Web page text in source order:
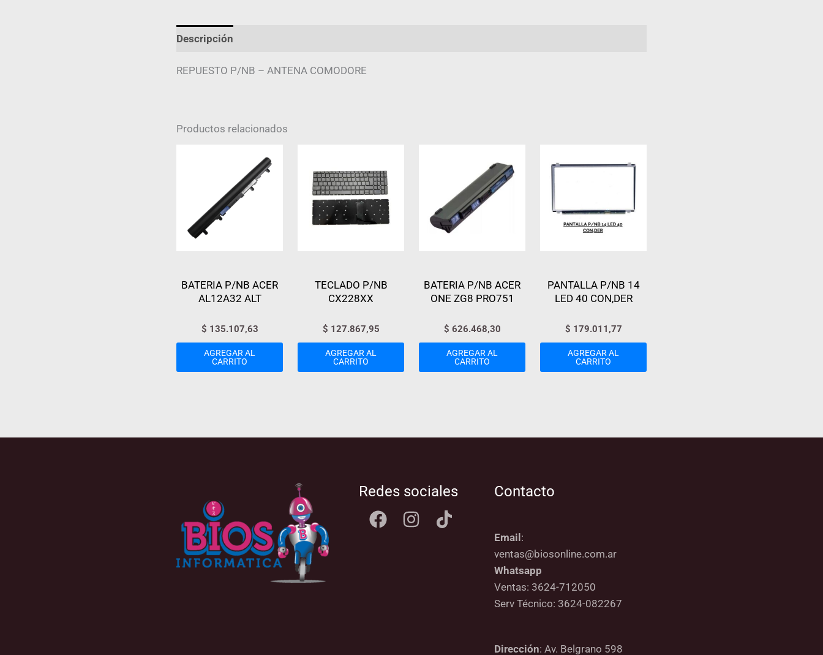
Descripción
REPUESTO P/NB – ANTENA COMODORE
Productos relacionados
BATERIA P/NB ACER
AL12A32 ALT
$ 135.107,63
AGREGAR AL
CARRITO
TECLADO P/NB
CX228XX
$ 127.867,95
AGREGAR AL
CARRITO
BATERIA P/NB ACER
ONE ZG8 PRO751
$ 626.468,30
AGREGAR AL
CARRITO
PANTALLA P/NB 14
LED 40 CON,DER
$ 179.011,77
AGREGAR AL
CARRITO
Redes sociales Contacto
Email:
ventas@biosonline.com.ar
Whatsapp
Ventas: 3624-712050
Serv Técnico: 3624-082267
Dirección: Av. Belgrano 598